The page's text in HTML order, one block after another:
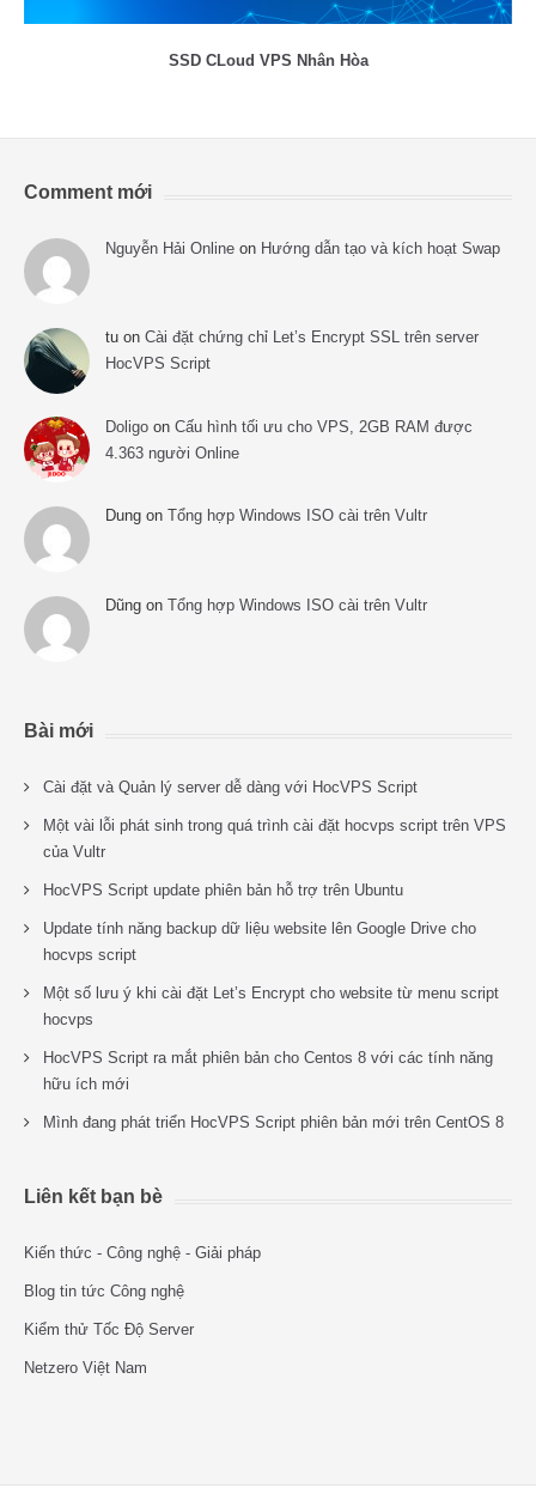
SSD CLoud VPS Nhân Hòa
Comment mới
Nguyễn Hải Online on Hướng dẫn tạo và kích hoạt Swap
tu on Cài đặt chứng chỉ Let’s Encrypt SSL trên server
HocVPS Script
Doligo on Cấu hình tối ưu cho VPS, 2GB RAM được
4.363 người Online
Dung on Tổng hợp Windows ISO cài trên Vultr
Dũng on Tổng hợp Windows ISO cài trên Vultr
Bài mới
Cài đặt và Quản lý server dễ dàng với HocVPS Script
Một vài lỗi phát sinh trong quá trình cài đặt hocvps script trên VPS
của Vultr
HocVPS Script update phiên bản hỗ trợ trên Ubuntu
Update tính năng backup dữ liệu website lên Google Drive cho
hocvps script
Một số lưu ý khi cài đặt Let’s Encrypt cho website từ menu script
hocvps
HocVPS Script ra mắt phiên bản cho Centos 8 với các tính năng
hữu ích mới
Mình đang phát triển HocVPS Script phiên bản mới trên CentOS 8
Liên kết bạn bè
Kiến thức - Công nghệ - Giải pháp
Blog tin tức Công nghệ
Kiểm thử Tốc Độ Server
Netzero Việt Nam